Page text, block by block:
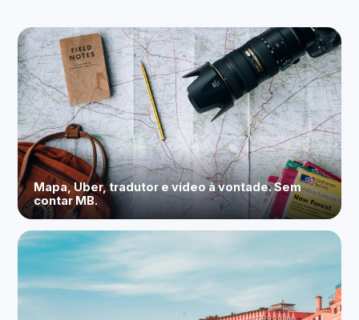
Mapa, Uber, tradutor e vídeo à vontade. Sem
contar MB.